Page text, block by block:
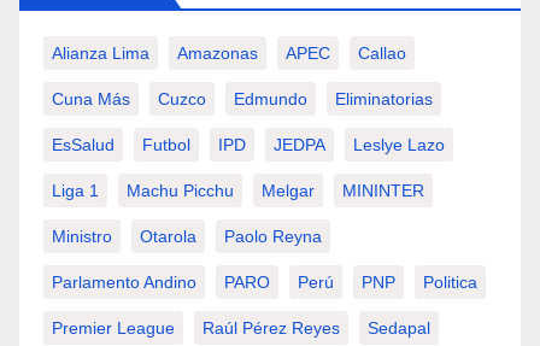
Alianza Lima Amazonas APEC Callao
Cuna Más Cuzco Edmundo Eliminatorias
EsSalud Futbol IPD JEDPA Leslye Lazo
Liga 1 Machu Picchu Melgar MININTER
Ministro Otarola Paolo Reyna
Parlamento Andino PARO Perú PNP Politica
Premier League Raúl Pérez Reyes Sedapal